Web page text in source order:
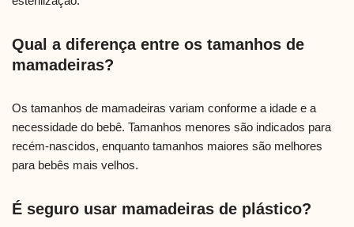
Qual a diferença entre os tamanhos de
mamadeiras?
Os tamanhos de mamadeiras variam conforme a idade e a
necessidade do bebê. Tamanhos menores são indicados para
recém-nascidos, enquanto tamanhos maiores são melhores
para bebês mais velhos.
É seguro usar mamadeiras de plástico?